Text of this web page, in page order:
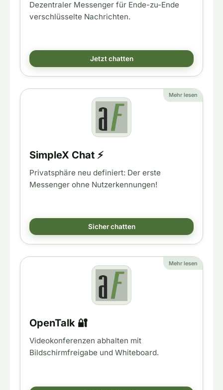
Dezentraler Messenger für Ende-zu-Ende
verschlüsselte Nachrichten.
Jetzt chatten
Mehr lesen
SimpleX Chat ⚡
Privatsphäre neu definiert: Der erste
Messenger ohne Nutzerkennungen!
Sicher chatten
Mehr lesen
OpenTalk 🔐
Videokonferenzen abhalten mit
Bildschirmfreigabe und Whiteboard.